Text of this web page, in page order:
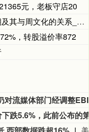
元，老板守店20
周文化的关系_墓地_占
，转股溢价率872